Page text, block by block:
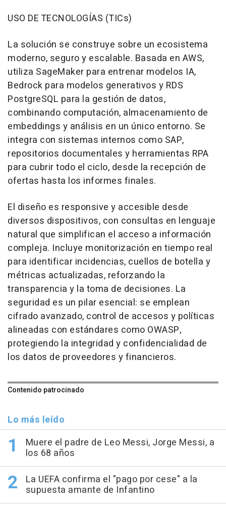
USO DE TECNOLOGÍAS (TICs)
La solución se construye sobre un ecosistema
moderno, seguro y escalable. Basada en AWS,
utiliza SageMaker para entrenar modelos IA,
Bedrock para modelos generativos y RDS
PostgreSQL para la gestión de datos,
combinando computación, almacenamiento de
embeddings y análisis en un único entorno. Se
integra con sistemas internos como SAP,
repositorios documentales y herramientas RPA
para cubrir todo el ciclo, desde la recepción de
ofertas hasta los informes finales.
El diseño es responsive y accesible desde
diversos dispositivos, con consultas en lenguaje
natural que simplifican el acceso a información
compleja. Incluye monitorización en tiempo real
para identificar incidencias, cuellos de botella y
métricas actualizadas, reforzando la
transparencia y la toma de decisiones. La
seguridad es un pilar esencial: se emplean
cifrado avanzado, control de accesos y políticas
alineadas con estándares como OWASP,
protegiendo la integridad y confidencialidad de
los datos de proveedores y financieros.
Contenido patrocinado
Lo más leído
Muere el padre de Leo Messi, Jorge Messi, a
los 68 años
La UEFA confirma el "pago por cese" a la
supuesta amante de Infantino